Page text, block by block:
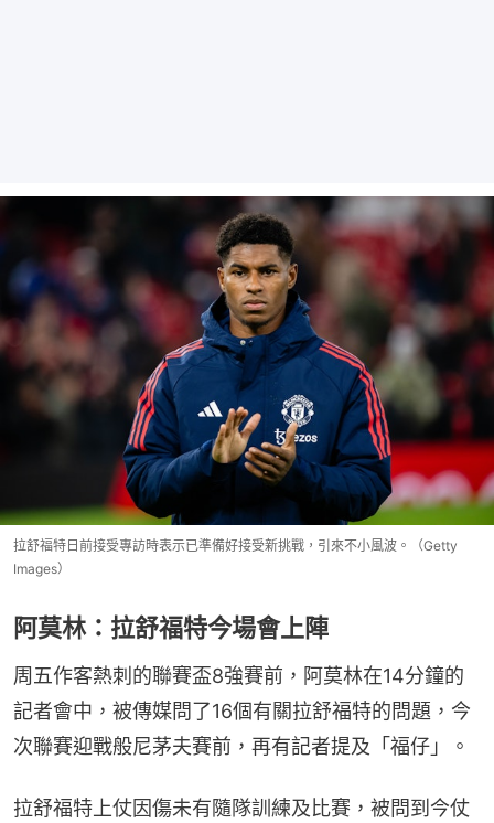
拉舒福特日前接受專訪時表示已準備好接受新挑戰，引來不小風波。（Getty
Images）
阿莫林：拉舒福特今場會上陣
周五作客熱刺的聯賽盃8強賽前，阿莫林在14分鐘的
記者會中，被傳媒問了16個有關拉舒福特的問題，今
次聯賽迎戰般尼茅夫賽前，再有記者提及「福仔」。
拉舒福特上仗因傷未有隨隊訓練及比賽，被問到今仗